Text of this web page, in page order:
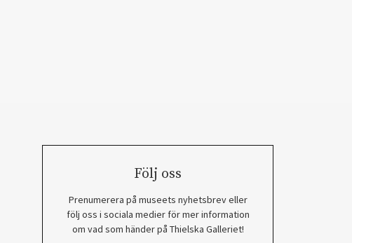
Följ oss
Prenumerera på museets nyhetsbrev eller
följ oss i sociala medier för mer information
om vad som händer på Thielska Galleriet!